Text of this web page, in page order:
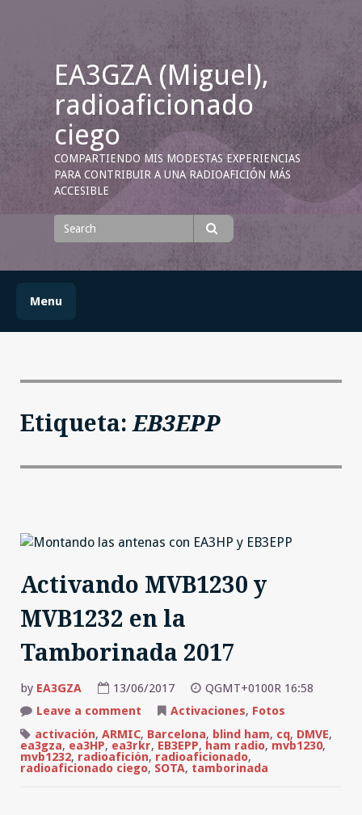
EA3GZA (Miguel),
radioaficionado
ciego
COMPARTIENDO MIS MODESTAS EXPERIENCIAS
PARA CONTRIBUIR A UNA RADIOAFICIÓN MÁS
ACCESIBLE
for
Search
Menu
Etiqueta:EB3EPP
Activando MVB1230 y
MVB1232 en la
Tamborinada 2017
by EA3GZA 13/06/2017
QGMT+0100R 16:58
Leave a comment
MVB1230
y
MVB1232
en
la
Activaciones, Fotos
activación, ARMIC, Barcelona, blind ham, cq, DMVE,
ea3gza, ea3HP, ea3rkr, EB3EPP, ham radio, mvb1230,
mvb1232, radioafición, radioaficionado,
radioaficionado ciego, SOTA, tamborinada